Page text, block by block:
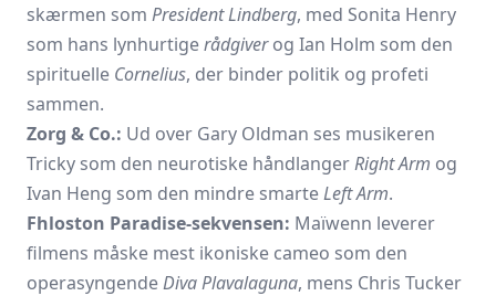
skærmen som President Lindberg, med Sonita Henry
som hans lynhurtigerådgiverog Ian Holm som den
spirituelle Cornelius, der binder politik og profeti
sammen.
Zorg & Co.: Ud over Gary Oldman ses musikeren
Tricky som den neurotiske håndlangerRight Arm og
Ivan Heng som den mindre smarteLeft Arm.
Fhloston Paradise-sekvensen: Maïwenn leverer
filmens måske mest ikoniske cameo som den
operasyngendeDiva Plavalaguna, mens Chris Tucker